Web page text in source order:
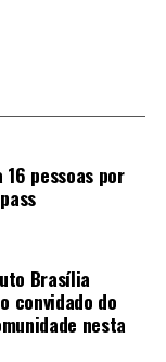
pessoas por
Brasília
convidado do
nesta